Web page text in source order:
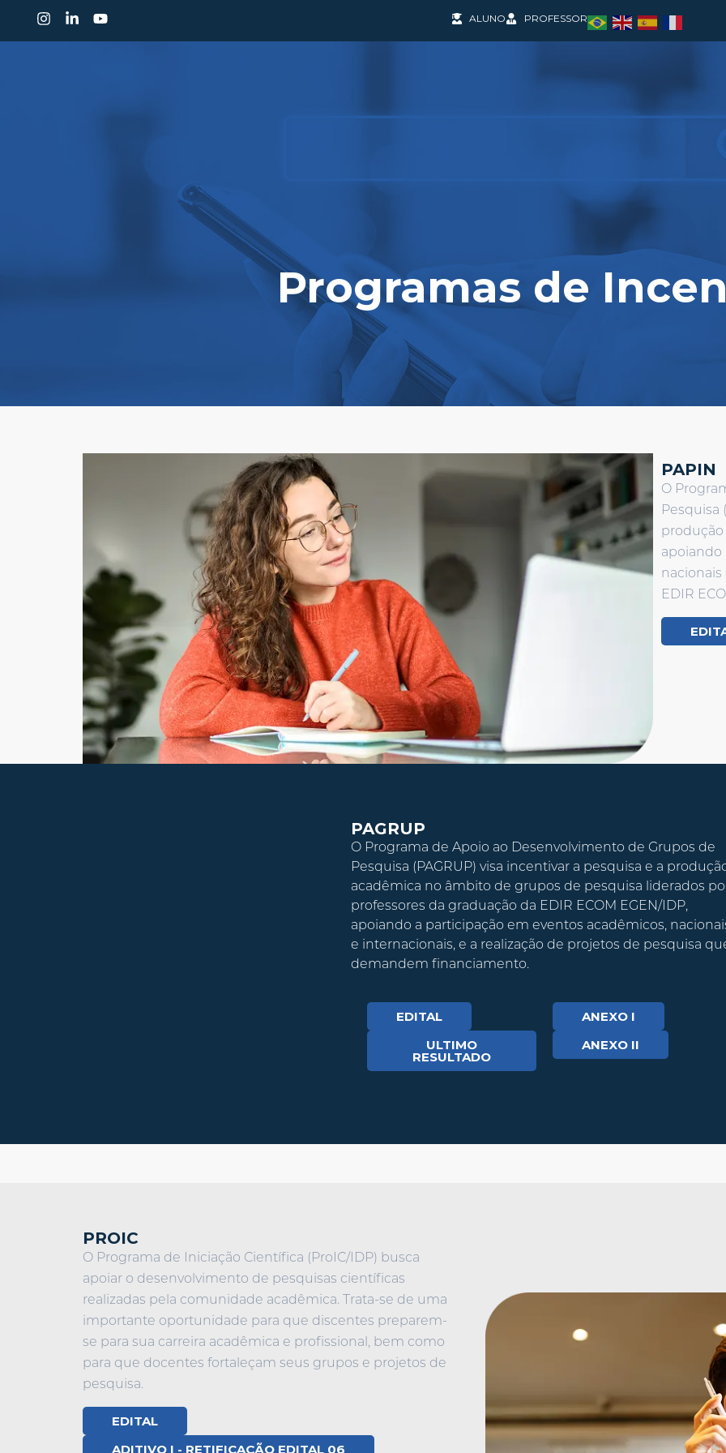
ALUNO PROFESSOR
Programas de
PAPIN
O
Pesquisa
produção
apoiando
EDIR
PAGRUP
O Programa de Apoio ao Desenvolvimento de Grupos de
Pesquisa (PAGRUP) visa incentivar a pesquisa e a
acadêmica no âmbito de grupos de pesquisa liderados
professores da graduação da EDIR ECOM EGEN/IDP,
apoiando a participação em eventos acadêmicos,
e internacionais, e a realização de projetos de pesquisa
demandem financiamento.
EDITAL
ULTIMO
RESULTADO
ANEXO I
ANEXO II
PROIC
O Programa de Iniciação Científica (ProIC/IDP) busca
apoiar o desenvolvimento de pesquisas científicas
realizadas pela comunidade acadêmica. Trata-se de uma
importante oportunidade para que discentes preparem-
se para sua carreira acadêmica e profissional, bem como
para que docentes fortaleçam seus grupos e projetos de
pesquisa.
EDITAL
ADITIVO I - RETIFICAÇÃO EDITAL 06